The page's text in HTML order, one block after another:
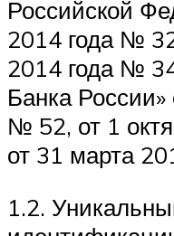
Российской
2014 года №
2014 года №
Банка
№ 52, от 1
от 31 марта
1.2.